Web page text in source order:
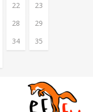
22
23
28
29
34
35